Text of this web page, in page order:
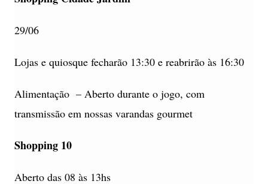
29/06
Lojas e quiosque fecharão 13:30 e reabrirão às 16:30
Alimentação – Aberto durante o jogo, com
transmissão em nossas varandas gourmet
Shopping 10
Aberto das 08 às 13hs